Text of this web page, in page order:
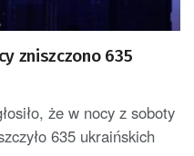
zniszczono 635
że w nocy z soboty
635 ukraińskich